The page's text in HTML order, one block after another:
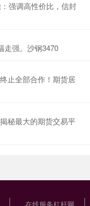
强调高性价比，信封
走强。沙钢3470
止全部合作！期货居
秘最大的期货交易平